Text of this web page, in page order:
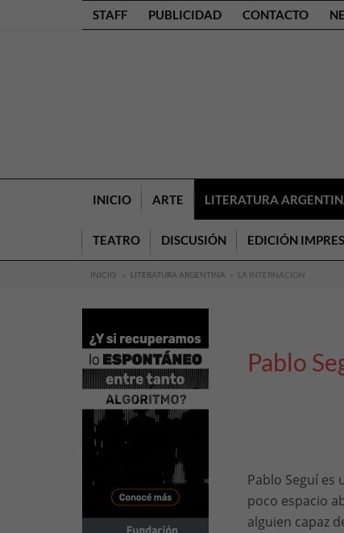
STAFF PUBLICIDAD CONTACTO
INICIO ARTE LITERATURA
TEATRO DISCUSIÓN EDICIÓN
INICIO » LITERATURA ARGENTINA » LA INTERNACIÓN
Pablo
Pablo Seguí es
poco espacio
alguien capaz